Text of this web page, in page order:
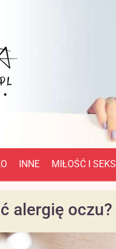
INNE MIŁOŚĆ I SEKS
alergię oczu?